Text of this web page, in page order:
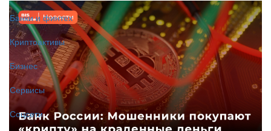
Банки и финтех
Криптоактивы
Бизнес
Сервисы
Соцсети